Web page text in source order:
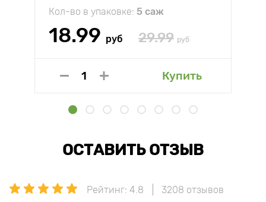
Кол-во в упаковке: 5 саж
18.99 руб 29.99 руб
Купить
ОСТАВИТЬ ОТЗЫВ
Рейтинг: 4.8 3208 отзывов